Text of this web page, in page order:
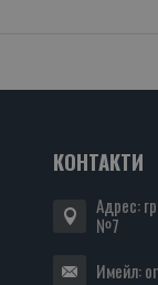
КОНТАКТИ
Адрес:
№7
Имейл: